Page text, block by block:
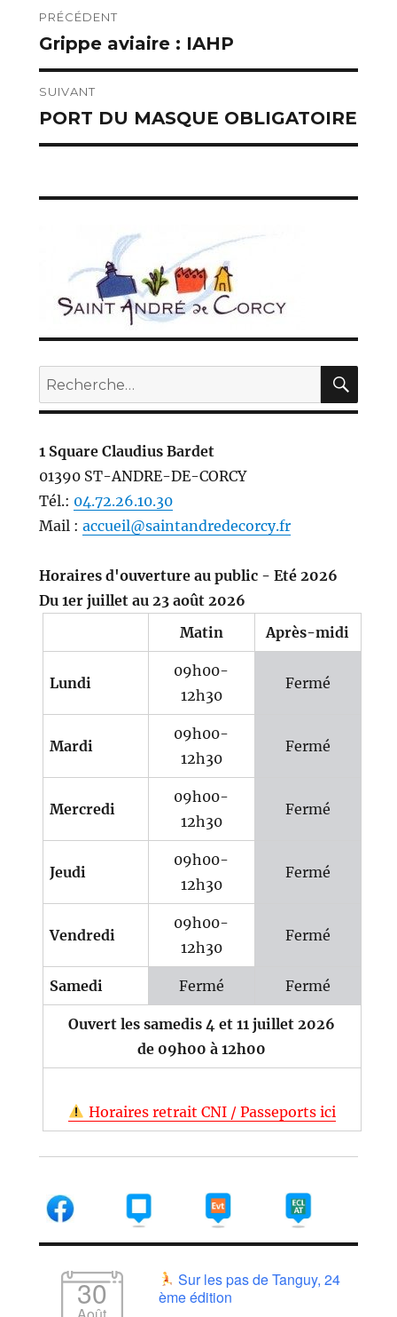
Navigation
de
l’article
PRÉCÉDENT
Publication
précédente :
Grippe aviaire : IAHP
SUIVANT
Publication
suivante :
PORT DU MASQUE OBLIGATOIRE
Recherche
pour :
1 Square Claudius Bardet
01390 ST-ANDRE-DE-CORCY
Tél.: 04.72.26.10.30
Mail : accueil@saintandredecorcy.fr
Horaires d'ouverture au public - Eté 2026
Du 1er juillet au 23 août 2026
Matin
Après-midi
Lundi
09h00-
12h30
Fermé
Mardi
09h00-
12h30
Fermé
Mercredi
09h00-
12h30
Fermé
Jeudi
09h00-
12h30
Fermé
Vendredi
09h00-
12h30
Fermé
Samedi Fermé Fermé
Ouvert les samedis 4 et 11 juillet 2026
de 09h00 à 12h00
Horaires retrait CNI / Passeports ici
30
Sur les pas de Tanguy, 24
ème édition